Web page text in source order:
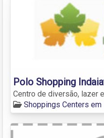
Polo Shopping
Centro de diversão, lazer
Shoppings Centers em